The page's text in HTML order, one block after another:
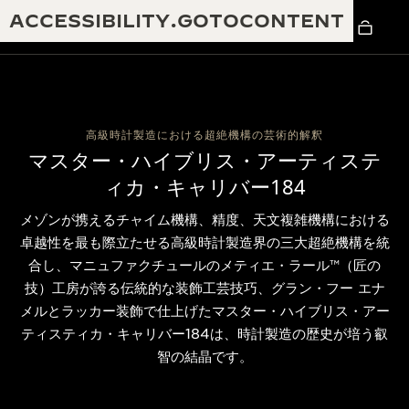
ACCESSIBILITY.GOTOCONTENT
ジャガー・ルクルト保証
タイムピース保証
アトモスの保証
THE GOLDEN RATIO MUSICAL SHOW -
黄金比を讃える音楽祭-
レベルソ 1931 カフェ
「THE PERPETUAL TIMEKEEPER」展
THE DREAM SHAPER
卓越性：190年以上の伝統
創造性：430件以上の特許
創意工夫：1,400以上のキャリバー
熟練技巧：108の技巧
高級時計製造における超絶機構の芸術的解釈
マスター・ハイブリス・アーティステ
ィカ・キャリバー184
メゾンが携えるチャイム機構、精度、天文複雑機構における
卓越性を最も際立たせる高級時計製造界の三大超絶機構を統
合し、マニュファクチュールのメティエ・ラール™（匠の
技）工房が誇る伝統的な装飾工芸技巧、グラン・フー エナ
メルとラッカー装飾で仕上げたマスター・ハイブリス・アー
ティスティカ・キャリバー184は、時計製造の歴史が培う叡
智の結晶です。